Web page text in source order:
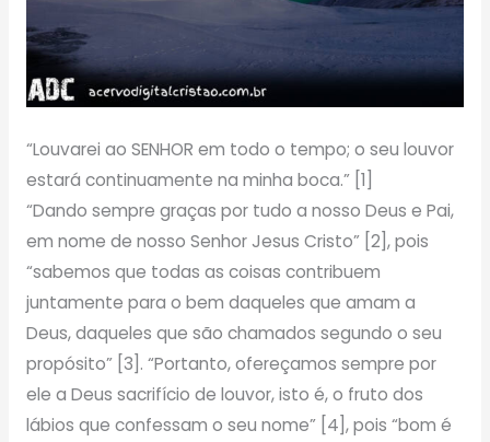
“Louvarei ao SENHOR em todo o tempo; o seu louvor
estará continuamente na minha boca.” [1]
“Dando sempre graças por tudo a nosso Deus e Pai,
em nome de nosso Senhor Jesus Cristo” [2], pois
“sabemos que todas as coisas contribuem
juntamente para o bem daqueles que amam a
Deus, daqueles que são chamados segundo o seu
propósito” [3]. “Portanto, ofereçamos sempre por
ele a Deus sacrifício de louvor, isto é, o fruto dos
lábios que confessam o seu nome” [4], pois “bom é